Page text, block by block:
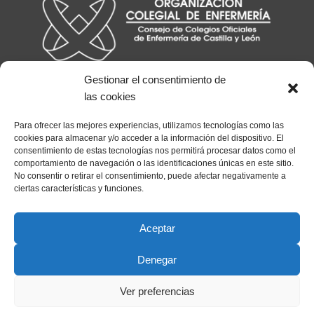
Gestionar el consentimiento de
las cookies
Para ofrecer las mejores experiencias, utilizamos tecnologías como las
cookies para almacenar y/o acceder a la información del dispositivo. El
consentimiento de estas tecnologías nos permitirá procesar datos como el
comportamiento de navegación o las identificaciones únicas en este sitio.
No consentir o retirar el consentimiento, puede afectar negativamente a
ciertas características y funciones.
Aceptar
Denegar
Ver preferencias
Copyright © 2026 Consejo de Enfermería CyL
Aviso legal
Política de privacidad
Política de cookies